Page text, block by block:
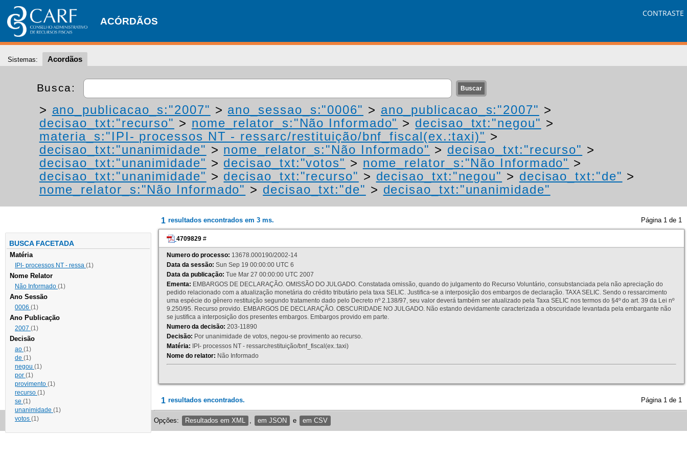
ACÓRDÃOS
CONTRASTE
Sistemas: Acordãos
Busca:
> ano_publicacao_s:"2007" > ano_sessao_s:"0006" > ano_publicacao_s:"2007" >
decisao_txt:"recurso" > nome_relator_s:"Não Informado" > decisao_txt:"negou" >
materia_s:"IPI- processos NT - ressarc/restituição/bnf_fiscal(ex.:taxi)" >
decisao_txt:"unanimidade" > nome_relator_s:"Não Informado" > decisao_txt:"recurso" >
decisao_txt:"unanimidade" > decisao_txt:"votos" > nome_relator_s:"Não Informado" >
decisao_txt:"unanimidade" > decisao_txt:"recurso" > decisao_txt:"negou" > decisao_txt:"de" >
nome_relator_s:"Não Informado" > decisao_txt:"de" > decisao_txt:"unanimidade"
BUSCA FACETADA
Matéria
IPI- processos NT - ressa (1)
Nome Relator
Não Informado (1)
Ano Sessão
0006 (1)
Ano Publicação
2007 (1)
Decisão
ao (1)
de (1)
negou (1)
por (1)
provimento (1)
recurso (1)
se (1)
unanimidade (1)
votos (1)
1 resultados encontrados em 3 ms. Página 1 de 1
4709829 #
Numero do processo: 13678.000190/2002-14
Data da sessão: Sun Sep 19 00:00:00 UTC 6
Data da publicação: Tue Mar 27 00:00:00 UTC 2007
Ementa: EMBARGOS DE DECLARAÇÃO. OMISSÃO DO JULGADO. Constatada omissão, quando do julgamento do Recurso Voluntário, consubstanciada pela não apreciação do
pedido relacionado com a atualização monetária do crédito tributário pela taxa SELIC. Justifica-se a interposição dos embargos de declaração. TAXA SELIC. Sendo o ressarcimento
uma espécie do gênero restituição segundo tratamento dado pelo Decreto nº 2.138/97, seu valor deverá também ser atualizado pela Taxa SELIC nos termos do §4º do art. 39 da Lei nº
9.250/95. Recurso provido. EMBARGOS DE DECLARAÇÃO. OBSCURIDADE NO JULGADO. Não estando devidamente caracterizada a obscuridade levantada pela embargante não
se justifica a interposição dos presentes embargos. Embargos provido em parte.
Numero da decisão: 203-11890
Decisão: Por unanimidade de votos, negou-se provimento ao recurso.
Matéria: IPI- processos NT - ressarc/restituição/bnf_fiscal(ex.:taxi)
Nome do relator: Não Informado
1 resultados encontrados. Página 1 de 1
Opções: Resultados em XML em JSON e em CSV